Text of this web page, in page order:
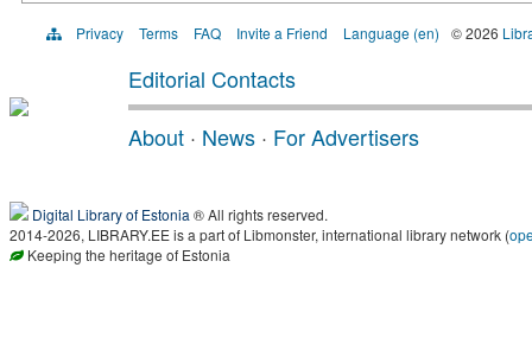
Privacy Terms FAQ Invite a Friend Language (en) © 2026
Editorial Contacts
About · News · For Advertisers
Digital Library of Estonia ® All rights reserved.
2014-2026, LIBRARY.EE is a part of Libmonster, international library network (
Keeping the heritage of Estonia